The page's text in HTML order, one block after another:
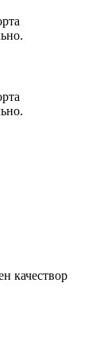
качествор